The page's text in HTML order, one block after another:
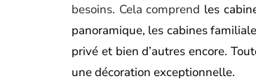
besoins. Cela comprend les
panoramique, les cabines
privé et bien d’autres encore.
une décoration exceptionnelle.